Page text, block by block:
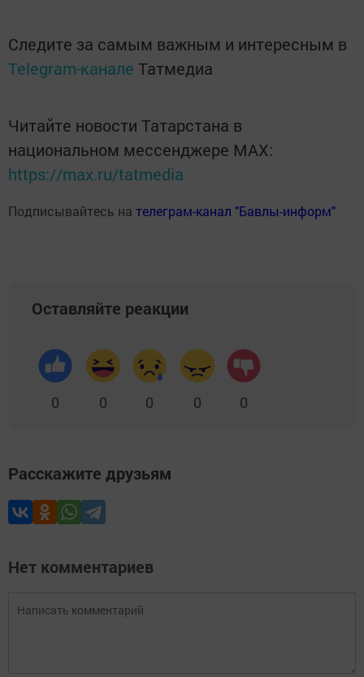
Следите за самым важным и интересным в
Telegram-канале Татмедиа
Читайте новости Татарстана в
национальном мессенджере MАХ:
https://max.ru/tatmedia
Подписывайтесь на телеграм-канал "Бавлы-информ"
Оставляйте реакции
0 0 0 0 0
Расскажите друзьям
Нет комментариев